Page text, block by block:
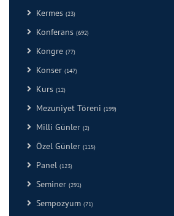
Kermes (23)
Konferans (692)
Kongre (77)
Konser (147)
Kurs (12)
Mezuniyet Töreni (199)
Milli Günler (2)
Özel Günler (115)
Panel (123)
Seminer (291)
Sempozyum (71)